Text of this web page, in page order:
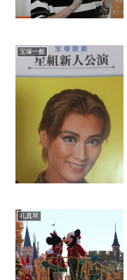
宝塚一般
礼真琴